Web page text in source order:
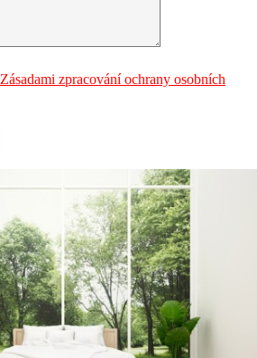
Zásadami zpracování ochrany osobních